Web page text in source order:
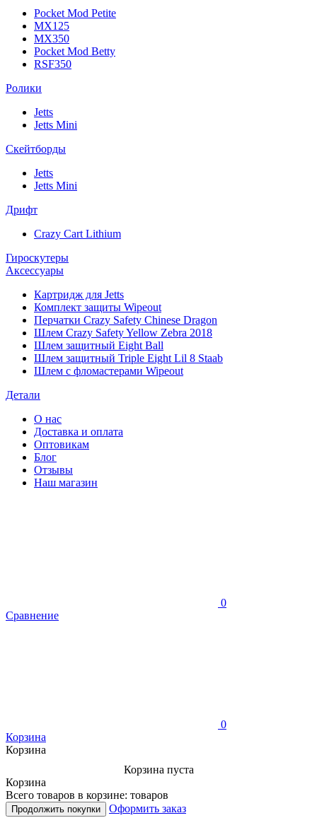
Pocket Mod Petite
MX125
MX350
Pocket Mod Betty
RSF350
Ролики
Jetts
Jetts Mini
Скейтборды
Jetts
Jetts Mini
Дрифт
Crazy Cart Lithium
Гироскутеры
Аксессуары
Картридж для Jetts
Комплект защиты Wipeout
Перчатки Crazy Safety Chinese Dragon
Шлем Crazy Safety Yellow Zebra 2018
Шлем защитный Eight Ball
Шлем защитный Triple Eight Lil 8 Staab
Шлем с фломастерами Wipeout
Детали
О нас
Доставка и оплата
Оптовикам
Блог
Отзывы
Наш магазин
0
Сравнение
0
Корзина
Корзина
Корзина пуста
Корзина
Всего товаров в корзине: товаров
Продолжить покупки Оформить заказ